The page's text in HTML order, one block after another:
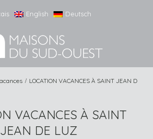
English Deutsch
LOCATION VACANCES À SAINT JEAN D
VACANCES À SAINT
JEAN DE LUZ